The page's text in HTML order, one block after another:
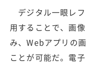
デジタル一眼レ
用することで、画
み、Webアプリの
ことが可能だ。電